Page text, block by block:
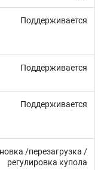
Поддерживается
Поддерживается
Поддерживается
/перезагрузка /
регулировка купола